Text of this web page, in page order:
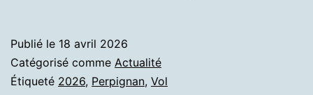
Publié le 18 avril 2026
Catégorisé comme Actualité
Étiqueté 2026, Perpignan, Vol